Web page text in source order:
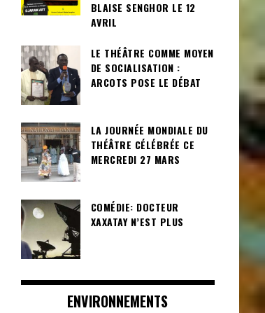
BLAISE SENGHOR LE 12
AVRIL
LE THÉÂTRE COMME MOYEN
DE SOCIALISATION :
ARCOTS POSE LE DÉBAT
LA JOURNÉE MONDIALE DU
THÉÂTRE CÉLÉBRÉE CE
MERCREDI 27 MARS
COMÉDIE: DOCTEUR
XAXATAY N’EST PLUS
ENVIRONNEMENTS